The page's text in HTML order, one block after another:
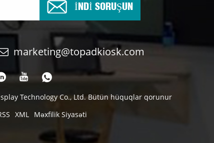
İNDİ SORUŞUN
marketing@topadkiosk.com
Technology Co., Ltd. Bütün hüquqlar qorunur
XML Məxfilik Siyasəti